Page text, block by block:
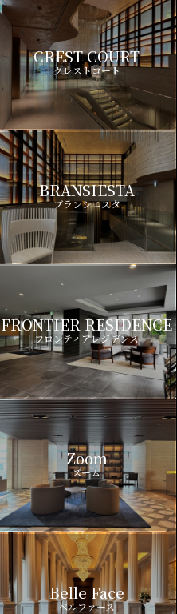
CREST COURT
クレストコート
BRANSIESTA
ブランシエスタ
FRONTIER RESIDENCE
フロンティアレジデンス
Zoom
ズーム
Belle Face
ベルファース